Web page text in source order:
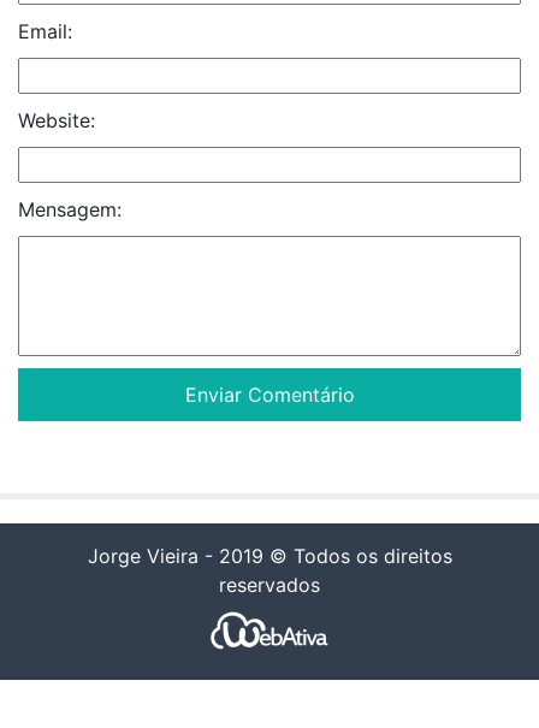
Email:
Website:
Mensagem:
Jorge Vieira - 2019 © Todos os direitos
reservados